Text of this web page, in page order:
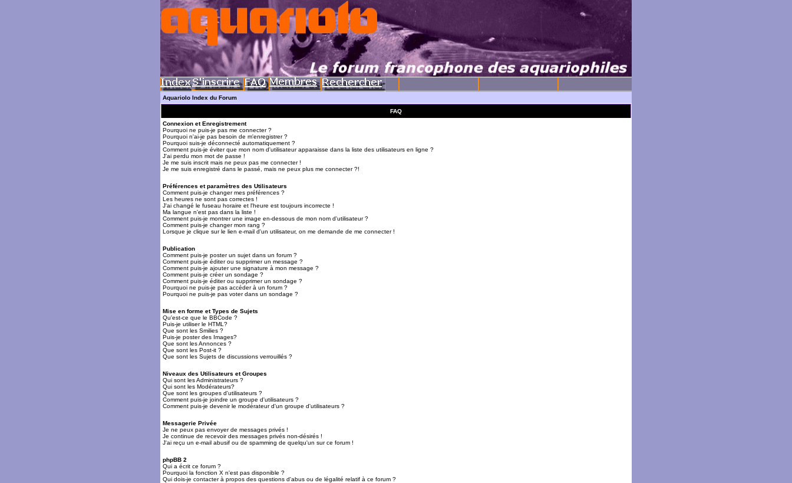
Aquariolo Index du Forum
FAQ
Connexion et Enregistrement
Pourquoi ne puis-je pas me connecter ?
Pourquoi n'ai-je pas besoin de m'enregistrer ?
Pourquoi suis-je déconnecté automatiquement ?
Comment puis-je éviter que mon nom d'utilisateur apparaisse dans la liste des utilisateurs en ligne ?
J'ai perdu mon mot de passe !
Je me suis inscrit mais ne peux pas me connecter !
Je me suis enregistré dans le passé, mais ne peux plus me connecter ?!
Préférences et paramètres des Utilisateurs
Comment puis-je changer mes préférences ?
Les heures ne sont pas correctes !
J'ai changé le fuseau horaire et l'heure est toujours incorrecte !
Ma langue n'est pas dans la liste !
Comment puis-je montrer une image en-dessous de mon nom d'utilisateur ?
Comment puis-je changer mon rang ?
Lorsque je clique sur le lien e-mail d'un utilisateur, on me demande de me connecter !
Publication
Comment puis-je poster un sujet dans un forum ?
Comment puis-je éditer ou supprimer un message ?
Comment puis-je ajouter une signature à mon message ?
Comment puis-je créer un sondage ?
Comment puis-je éditer ou supprimer un sondage ?
Pourquoi ne puis-je pas accéder à un forum ?
Pourquoi ne puis-je pas voter dans un sondage ?
Mise en forme et Types de Sujets
Qu'est-ce que le BBCode ?
Puis-je utiliser le HTML?
Que sont les Smilies ?
Puis-je poster des Images?
Que sont les Annonces ?
Que sont les Post-it ?
Que sont les Sujets de discussions verrouillés ?
Niveaux des Utilisateurs et Groupes
Qui sont les Administrateurs ?
Qui sont les Modérateurs?
Que sont les groupes d'utilisateurs ?
Comment puis-je joindre un groupe d'utilisateurs ?
Comment puis-je devenir le modérateur d'un groupe d'utilisateurs ?
Messagerie Privée
Je ne peux pas envoyer de messages privés !
Je continue de recevoir des messages privés non-désirés !
J'ai reçu un e-mail abusif ou de spamming de quelqu'un sur ce forum !
phpBB 2
Qui a écrit ce forum ?
Pourquoi la fonction X n'est pas disponible ?
Qui dois-je contacter à propos des questions d'abus ou de légalité relatif à ce forum ?